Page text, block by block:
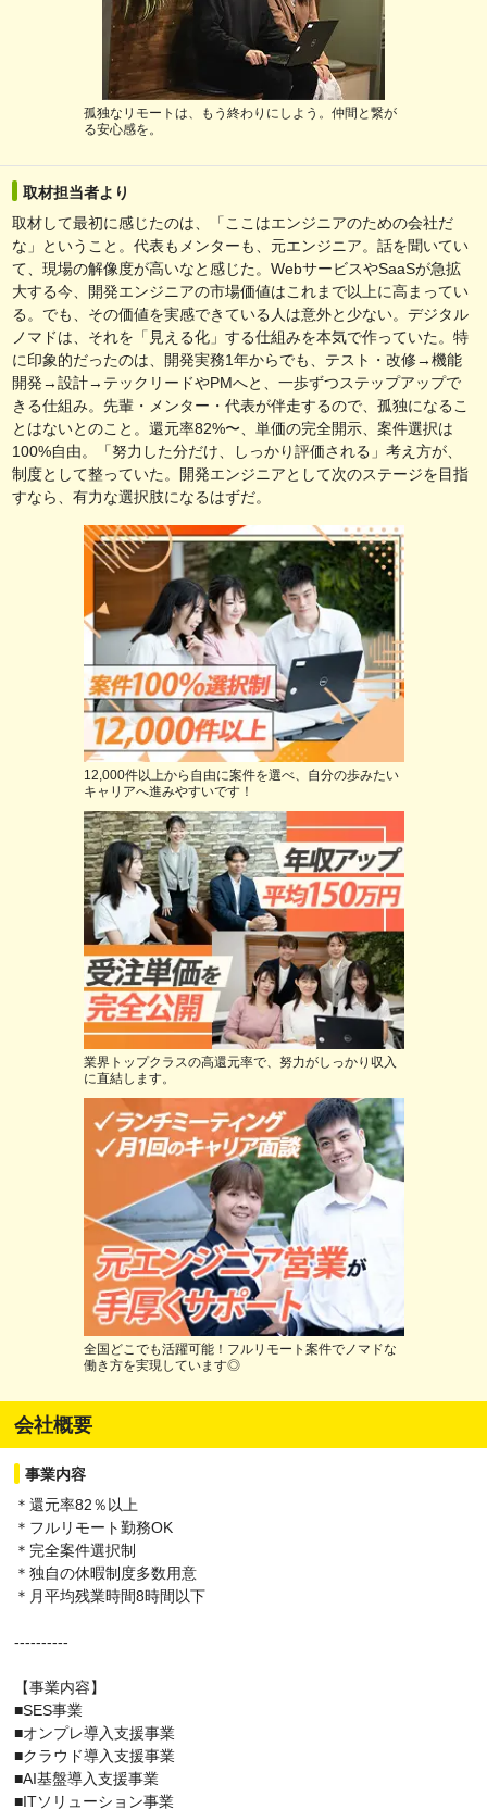
孤独なリモートは、もう終わりにしよう。仲間と繋が
る安心感を。
取材担当者より
取材して最初に感じたのは、「ここはエンジニアのための会社だ
な」ということ。代表もメンターも、元エンジニア。話を聞いてい
て、現場の解像度が高いなと感じた。WebサービスやSaaSが急拡
大する今、開発エンジニアの市場価値はこれまで以上に高まってい
る。でも、その価値を実感できている人は意外と少ない。デジタル
ノマドは、それを「見える化」する仕組みを本気で作っていた。特
に印象的だったのは、開発実務1年からでも、テスト・改修→機能
開発→設計→テックリードやPMへと、一歩ずつステップアップで
きる仕組み。先輩・メンター・代表が伴走するので、孤独になるこ
とはないとのこと。還元率82%〜、単価の完全開示、案件選択は
100%自由。「努力した分だけ、しっかり評価される」考え方が、
制度として整っていた。開発エンジニアとして次のステージを目指
すなら、有力な選択肢になるはずだ。
12,000件以上から自由に案件を選べ、自分の歩みたい
キャリアへ進みやすいです！
業界トップクラスの高還元率で、努力がしっかり収入
に直結します。
全国どこでも活躍可能！フルリモート案件でノマドな
働き方を実現しています◎
会社概要
事業内容
＊還元率82％以上
＊フルリモート勤務OK
＊完全案件選択制
＊独自の休暇制度多数用意
＊月平均残業時間8時間以下
----------
【事業内容】
■SES事業
■オンプレ導入支援事業
■クラウド導入支援事業
■AI基盤導入支援事業
■ITソリューション事業